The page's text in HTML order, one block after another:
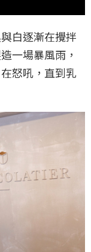
白逐漸在攪拌
一場暴風雨，
怒吼，直到乳